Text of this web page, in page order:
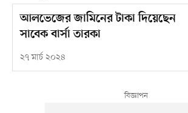
আলভেজের জামিনের টাকা দিয়েছেন
সাবেক বার্সা তারকা
২৭ মার্চ ২০২৪